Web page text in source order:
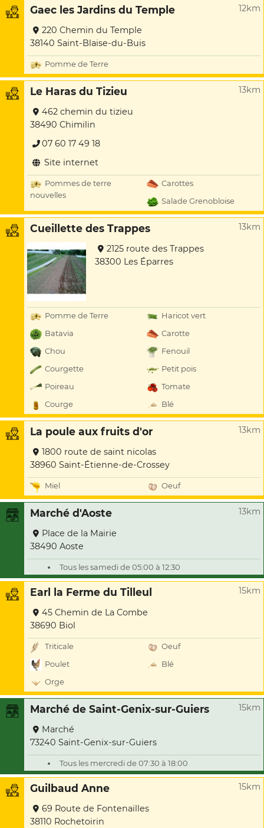
Gaec les Jardins du Temple 12km
220 Chemin du Temple
38140 Saint-Blaise-du-Buis
Pomme de Terre
Le Haras du Tizieu 13km
462 chemin du tizieu
38490 Chimilin
07 60 17 49 18
Site internet
Pommes de terre
nouvelles
Carottes
Salade Grenobloise
Cueillette des Trappes 13km
2125 route des Trappes
38300 Les Éparres
Pomme de Terre
Haricot vert
Batavia
Carotte
Chou
Fenouil
Courgette
Petit pois
Poireau
Tomate
Courge
Blé
La poule aux fruits d'or 13km
1800 route de saint nicolas
38960 Saint-Étienne-de-Crossey
Miel Oeuf
Marché d'Aoste 13km
Place de la Mairie
38490 Aoste
Tous les samedi de 05:00 à 12:30
Earl la Ferme du Tilleul 15km
45 Chemin de La Combe
38690 Biol
Triticale
Oeuf
Poulet
Blé
Orge
Marché de Saint-Genix-sur-Guiers 15km
Marché
73240 Saint-Genix-sur-Guiers
Tous les mercredi de 07:30 à 18:00
Guilbaud Anne 15km
69 Route de Fontenailles
38110 Rochetoirin